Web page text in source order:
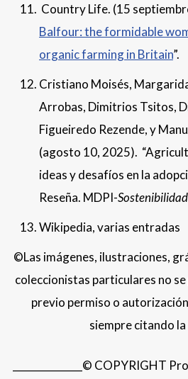
Country Life. (15
Balfour: the formidable
organic farming in Britain”.
Cristiano Moisés,
Arrobas, Dimitrios Tsitos,
Figueiredo Rezende, y
(agosto 10, 2025).
ideas y desafíos en la
Reseña. MDPI-Sostenibilidad
Wikipedia, varias entradas
©Las imágenes, ilustraciones,
coleccionistas particulares no
previo permiso o
siempre citando
______________© COPYRIGHT